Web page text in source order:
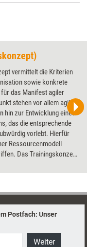
vermittelt die Kriterien
sowie konkrete
das Manifest agiler
stehen vor allem agile
hin zur Entwicklung eines
das die entsprechende
vorlebt. Hierfür
Ressourcenmodell
Das Trainingskonzept
halbtägigen Dialog-
Workshop.
Postfach: Unser
Weiter